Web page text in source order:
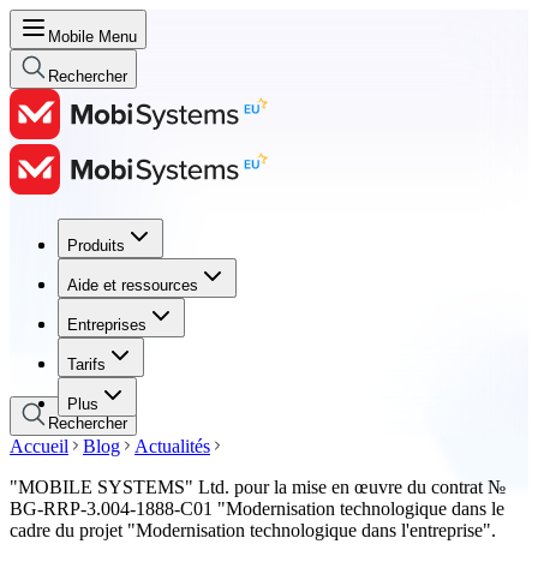
Mobile Menu
Rechercher
Produits
Aide et ressources
Entreprises
Tarifs
Plus
Produits
Aide et ressources
Entreprises
Tarifs
Rechercher
Accueil Blog
Actualités
"MOBILE SYSTEMS" Ltd. pour la mise en œuvre du contrat №
BG-RRP-3.004-1888-C01 "Modernisation technologique dans le
cadre du projet "Modernisation technologique dans l'entreprise".